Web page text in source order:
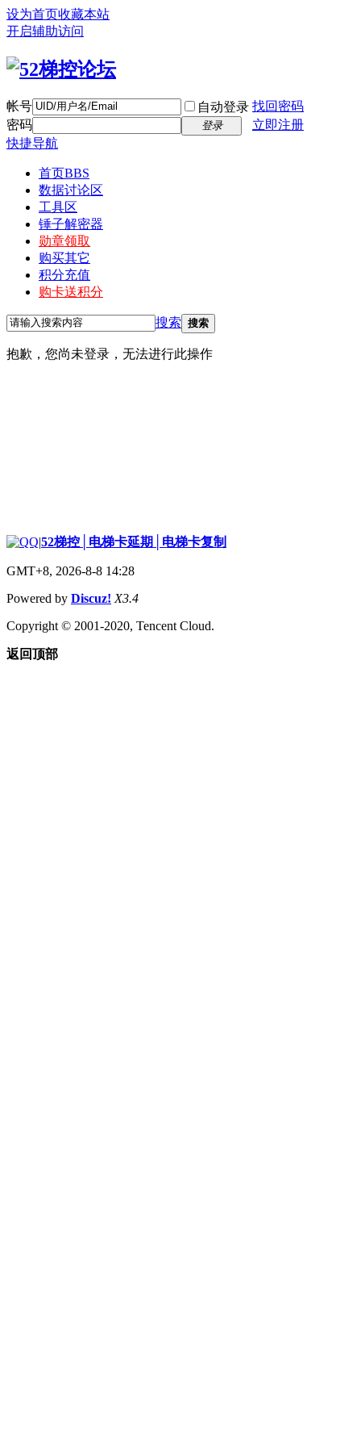
设为首页收藏本站
开启辅助访问
帐号 自动登录 找回密码
密码
登录
立即注册
快捷导航
首页BBS
数据讨论区
工具区
锤子解密器
勋章领取
购买其它
积分充值
购卡送积分
搜索 搜索
抱歉，您尚未登录，无法进行此操作
|52梯控│电梯卡延期│电梯卡复制
GMT+8, 2026-8-8 14:28
Powered by Discuz! X3.4
Copyright © 2001-2020, Tencent Cloud.
返回顶部